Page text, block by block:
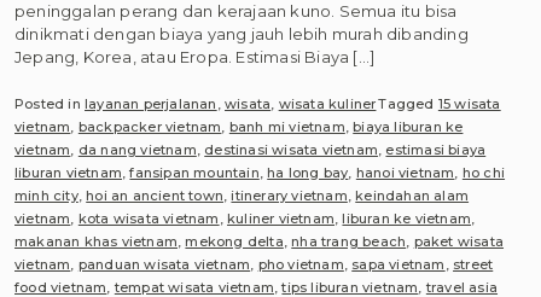
peninggalan perang dan kerajaan kuno. Semua itu bisa
dinikmati dengan biaya yang jauh lebih murah dibanding
Jepang, Korea, atau Eropa. Estimasi Biaya […]
Posted inlayanan perjalanan ,wisata wisata kulinerTagged 15 wisata
vietnam backpacker vietnam banh mi vietnam ,biaya liburan ke
vietnam
da nang vietnam destinasi wisata vietnam estimasi biaya
liburan vietnam ,fansipan mountain ,ha long bay hanoi vietnam ho chi
minh city,hoi an ancient town ,itinerary vietnam ,keindahan alam
vietnam kota wisata vietnam ,kuliner vietnam ,liburan ke vietnam
makanan khas vietnam ,mekong delta ,nha trang beach paket wisata
vietnam panduan wisata vietnam pho vietnam sapa vietnam
street
food vietnam tempat wisata vietnam ,tips liburan vietnam travel asia